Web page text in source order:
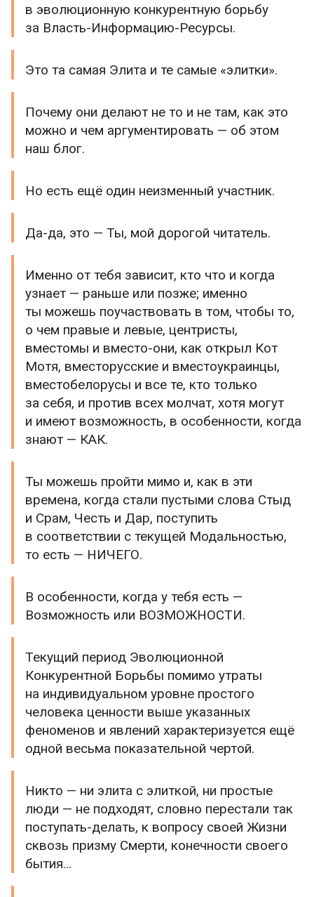
в эволюционную конкурентную борьбу
за Власть-Информацию-Ресурсы.
Это та самая Элита и те самые «элитки».
Почему они делают не то и не там, как это
можно и чем аргументировать — об этом
наш блог.
Но есть ещё один неизменный участник.
Да-да, это — Ты, мой дорогой читатель.
Именно от тебя зависит, кто что и когда
узнает — раньше или позже; именно
ты можешь поучаствовать в том, чтобы то,
о чем правые и левые, центристы,
вместомы и вместо-они, как открыл Кот
Мотя, вместорусские и вместоукраинцы,
вместобелорусы и все те, кто только
за себя, и против всех молчат, хотя могут
и имеют возможность, в особенности, когда
знают — КАК.
Ты можешь пройти мимо и, как в эти
времена, когда стали пустыми слова Стыд
и Срам, Честь и Дар, поступить
в соответствии с текущей Модальностью,
то есть — НИЧЕГО.
В особенности, когда у тебя есть —
Возможность или ВОЗМОЖНОСТИ.
Текущий период Эволюционной
Конкурентной Борьбы помимо утраты
на индивидуальном уровне простого
человека ценности выше указанных
феноменов и явлений характеризуется ещё
одной весьма показательной чертой.
Никто — ни элита с элиткой, ни простые
люди — не подходят, словно перестали так
поступать-делать, к вопросу своей Жизни
сквозь призму Смерти, конечности своего
бытия…